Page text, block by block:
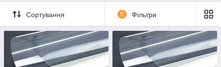
Сортування 0 Фільтри